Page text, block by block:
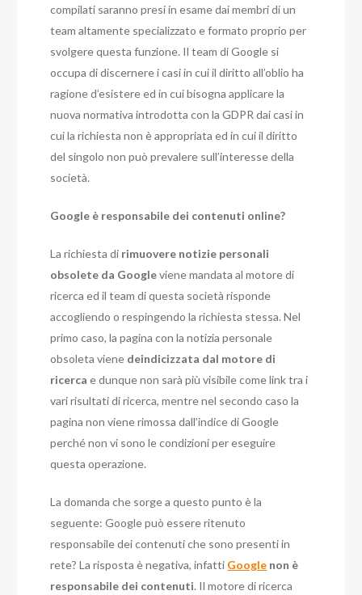
compilati saranno presi in esame dai membri di un
team altamente specializzato e formato proprio per
svolgere questa funzione. Il team di Google si
occupa di discernere i casi in cui il diritto all’oblio ha
ragione d’esistere ed in cui bisogna applicare la
nuova normativa introdotta con la GDPR dai casi in
cui la richiesta non è appropriata ed in cui il diritto
del singolo non può prevalere sull’interesse della
società.
Google è responsabile dei contenuti online?
La richiesta di rimuovere notizie personali
obsolete da Googleviene mandata al motore di
ricerca ed il team di questa società risponde
accogliendo o respingendo la richiesta stessa. Nel
primo caso, la pagina con la notizia personale
obsoleta viene deindicizzata dal motore di
ricerca e dunque non sarà più visibile come link tra i
vari risultati di ricerca, mentre nel secondo caso la
pagina non viene rimossa dall’indice di Google
perché non vi sono le condizioni per eseguire
questa operazione.
La domanda che sorge a questo punto è la
seguente: Google può essere ritenuto
responsabile dei contenuti che sono presenti in
rete? La risposta è negativa, infatti Google non è
responsabile dei contenuti. Il motore di ricerca